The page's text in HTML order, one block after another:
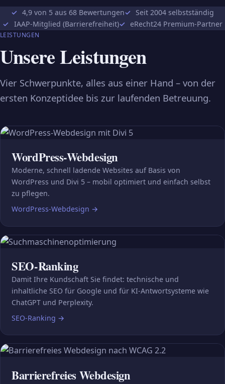
4,9 von 5 aus 68 Bewertungen
Seit 2004 selbstständig
IAAP-Mitglied (Barrierefreiheit)
eRecht24 Premium-Partner
LEISTUNGEN
Unsere Leistungen
Vier Schwerpunkte, alles aus einer Hand – von der
ersten Konzeptidee bis zur laufenden Betreuung.
WordPress-Webdesign
Moderne, schnell ladende Websites auf Basis von
WordPress und Divi 5 – mobil optimiert und einfach selbst
zu pflegen.
WordPress-Webdesign →
SEO-Ranking
Damit Ihre Kundschaft Sie findet: technische und
inhaltliche SEO für Google und für KI-Antwortsysteme wie
ChatGPT und Perplexity.
SEO-Ranking →
Barrierefreies Webdesign